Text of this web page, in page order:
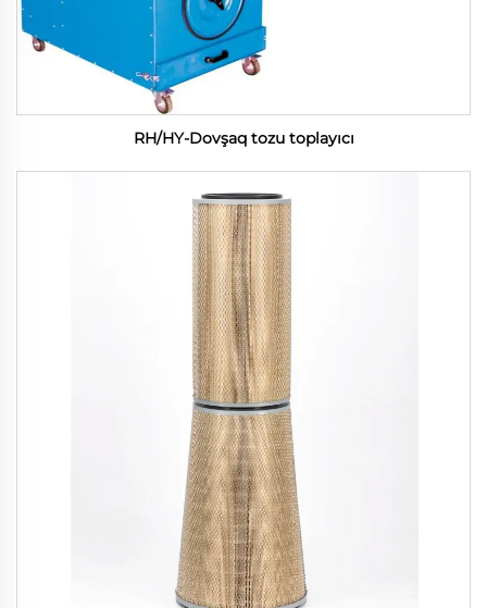
RH/HY-Dovşaq tozu toplayıcı